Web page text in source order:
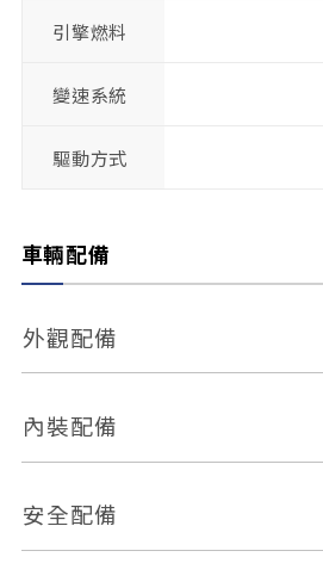
引擎燃料
變速系統
驅動方式
車輛配備
外觀配備
電動天窗
後視鏡方向指示燈
內裝配備
多功能方向盤
安全配備